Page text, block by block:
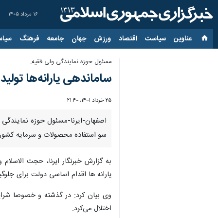
۱۶ مرداد ۱۴۰۵
عناوین‌ سیاست اقتصاد ورزش جهان جامعه فرهنگ
مسئول حوزه نمایندگی ولی فقیه:
ساماندهی یارانه‌ها
۲۵ خرداد ۱۴۰۱، ۲۱:۴۰